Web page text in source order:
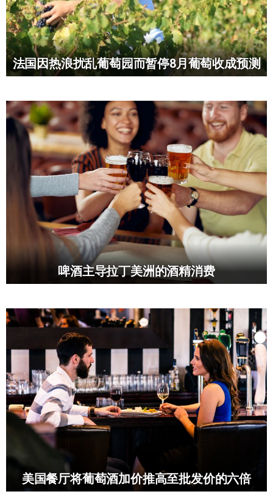
法国因热浪扰乱葡萄园而暂停8月葡萄收成预测
啤酒主导拉丁美洲的酒精消费
美国餐厅将葡萄酒加价推高至批发价的六倍